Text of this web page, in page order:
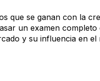
que se ganan con la
un examen
y su influencia en el